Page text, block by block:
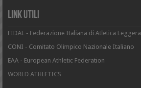
Link Utili
FIDAL - Federazione Italiana di Atletica Leggera
CONI - Comitato Olimpico Nazionale Italiano
EAA - European Athletic Federation
WORLD ATHLETICS